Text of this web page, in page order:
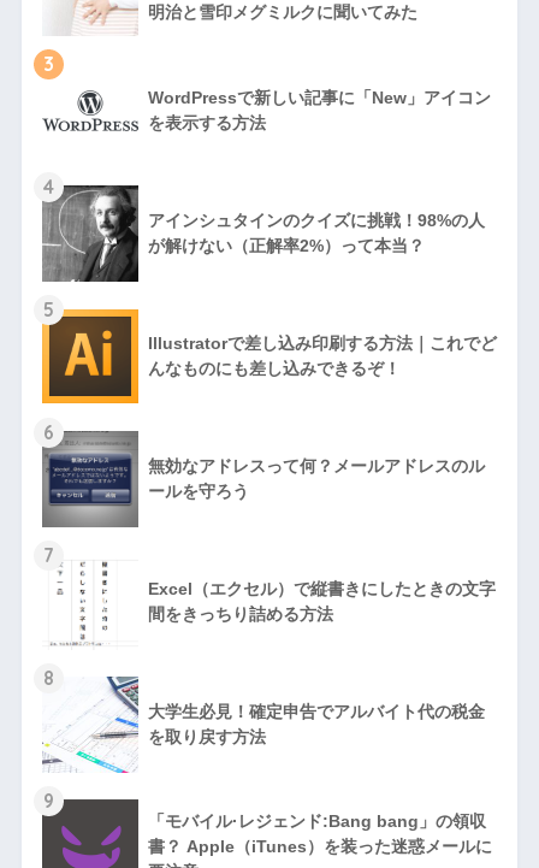
明治と雪印メグミルクに聞いてみた
3
WordPressで新しい記事に「New」アイコン
を表示する方法
4
アインシュタインのクイズに挑戦！98%の人
が解けない（正解率2%）って本当？
5
Illustratorで差し込み印刷する方法｜これでど
んなものにも差し込みできるぞ！
6
無効なアドレスって何？メールアドレスのル
ールを守ろう
7
Excel（エクセル）で縦書きにしたときの文字
間をきっちり詰める方法
8
大学生必見！確定申告でアルバイト代の税金
を取り戻す方法
9
「モバイル·レジェンド:Bang bang」の領収
書？ Apple（iTunes）を装った迷惑メールに